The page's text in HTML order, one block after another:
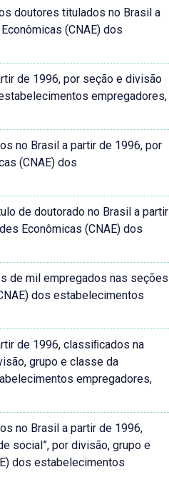
doutores titulados no Brasil a
(CNAE) dos
de 1996, por seção e divisão
empregadores,
no Brasil a partir de 1996, por
(CNAE) dos
de doutorado no Brasil a partir
Econômicas (CNAE) dos
de mil empregados nas seções
dos estabelecimentos
de 1996, classiﬁcados na
grupo e classe da
empregadores,
no Brasil a partir de 1996,
social”, por divisão, grupo e
dos estabelecimentos